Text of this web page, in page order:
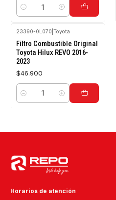
Cantidad
23390-0L070 Toyota
Filtro Combustible Original
Toyota Hilux REVO 2016-
2023
$46.900
Cantidad
Horarios de atención